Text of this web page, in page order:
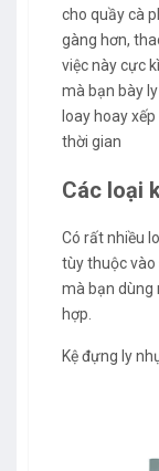
cho quầy cà
gàng hơn,
việc này cực
mà bạn bày
loay hoay
thời gian
Các loại
Có rất nhiều
tùy thuộc vào
mà bạn dùng
hợp.
Kệ đựng ly